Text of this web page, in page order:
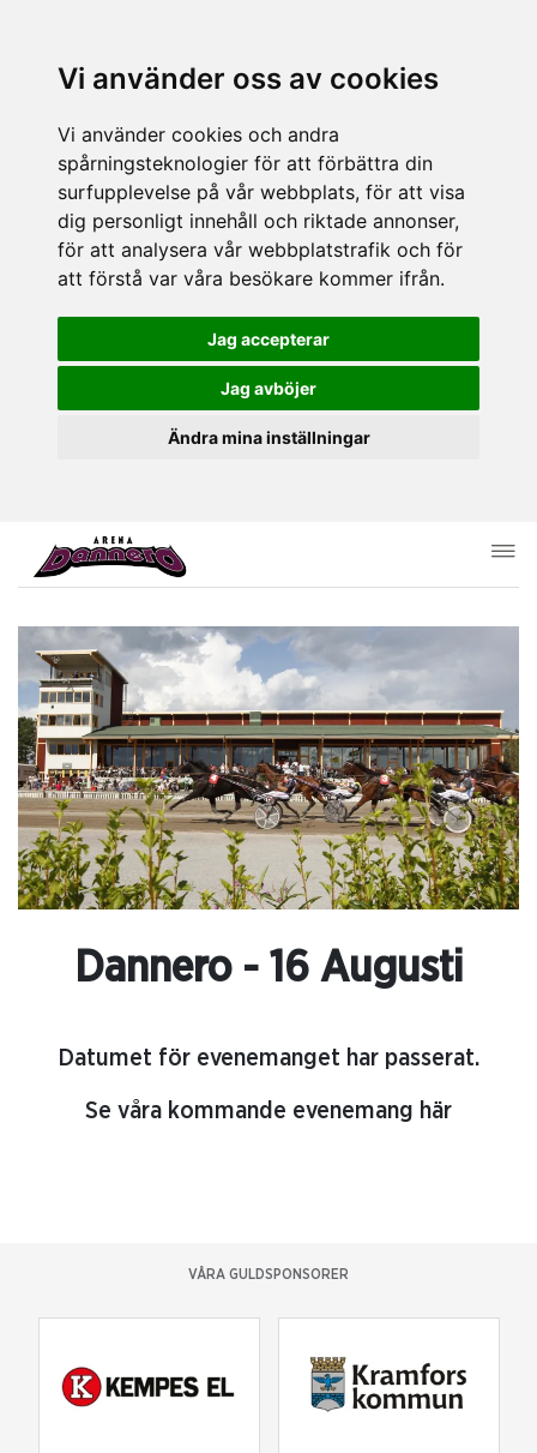
Vi använder oss av cookies
Vi använder cookies och andra
spårningsteknologier för att förbättra din
surfupplevelse på vår webbplats, för att visa
dig personligt innehåll och riktade annonser,
för att analysera vår webbplatstrafik och för
att förstå var våra besökare kommer ifrån.
Jag accepterar
Jag avböjer
Ändra mina inställningar
Dannero - 16 Augusti
Datumet för evenemanget har passerat.
Se våra kommande evenemang här
VÅRA GULDSPONSORER